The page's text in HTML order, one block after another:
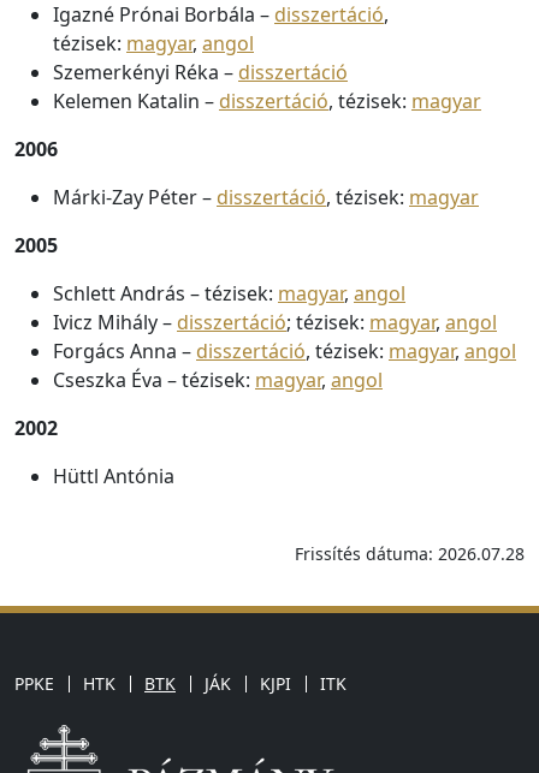
Igazné Prónai Borbála – disszertáció,
tézisek: magyar, angol
Szemerkényi Réka – disszertáció
Kelemen Katalin – disszertáció, tézisek: magyar
2006
Márki-Zay Péter – disszertáció, tézisek: magyar
2005
Schlett András – tézisek: magyar, angol
Ivicz Mihály – disszertáció; tézisek: magyar, angol
Forgács Anna – disszertáció, tézisek: magyar, angol
Cseszka Éva – tézisek: magyar, angol
2002
Hüttl Antónia
Frissítés dátuma: 2026.07.28
PPKE HTK BTK JÁK KJPI ITK